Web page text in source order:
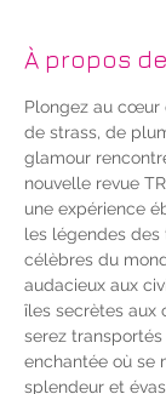
À propos
Plongez au cœur
de strass, de
glamour
nouvelle revue
une expérience
les légendes
célèbres du
audacieux aux
îles secrètes aux
serez
enchantée où se
splendeur et